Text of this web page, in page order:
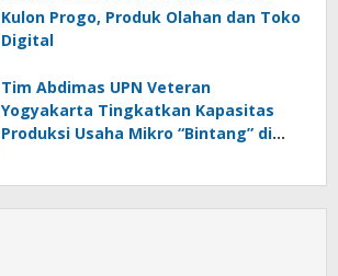
Kulon Progo, Produk Olahan dan Toko
Digital
Tim Abdimas UPN Veteran
Yogyakarta Tingkatkan Kapasitas
Produksi Usaha Mikro “Bintang” di